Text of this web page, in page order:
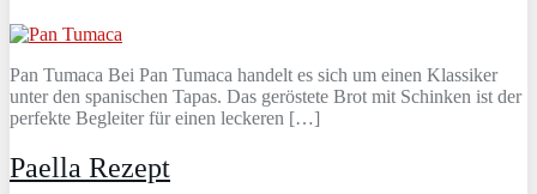
Pan Tumaca Bei Pan Tumaca handelt es sich um einen Klassiker
unter den spanischen Tapas. Das geröstete Brot mit Schinken ist der
perfekte Begleiter für einen leckeren […]
Paella Rezept